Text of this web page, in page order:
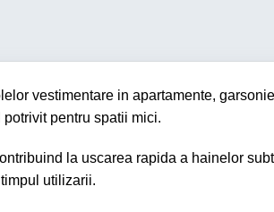
vestimentare in apartamente,
pentru spatii mici.
la uscarea rapida a hainelor
utilizarii.